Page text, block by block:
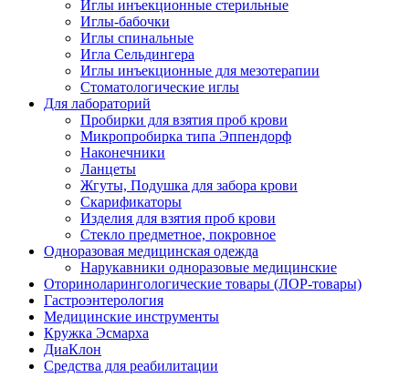
Иглы инъекционные стерильные
Иглы-бабочки
Иглы спинальные
Игла Сельдингера
Иглы инъекционные для мезотерапии
Стоматологические иглы
Для лабораторий
Пробирки для взятия проб крови
Микропробирка типа Эппендорф
Наконечники
Ланцеты
Жгуты, Подушка для забора крови
Скарификаторы
Изделия для взятия проб крови
Стекло предметное, покровное
Одноразовая медицинская одежда
Нарукавники одноразовые медицинские
Оториноларингологические товары (ЛОР-товары)
Гастроэнтерология
Медицинские инструменты
Кружка Эсмарха
ДиаКлон
Средства для реабилитации